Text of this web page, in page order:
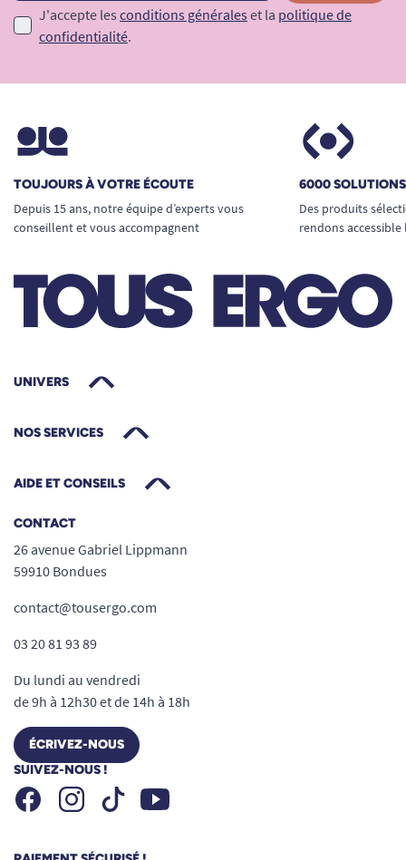
J'accepte les conditions générales et la politique de
confidentialité.
TOUJOURS À VOTRE ÉCOUTE
Depuis 15 ans, notre équipe d’experts vous
conseillent et vous accompagnent
6000
Des produits
rendons
UNIVERS
NOS SERVICES
AIDE ET CONSEILS
CONTACT
26 avenue Gabriel Lippmann
59910 Bondues
contact@tousergo.com
03 20 81 93 89
Du lundi au vendredi
de 9h à 12h30 et de 14h à 18h
ÉCRIVEZ-NOUS
SUIVEZ-NOUS !
FacebookInstagramTiktok Youtube